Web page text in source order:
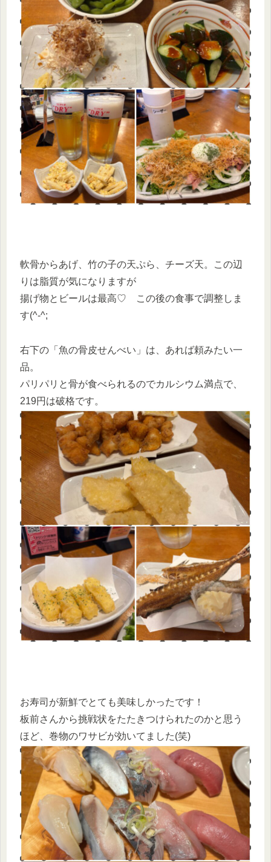
軟骨からあげ、竹の子の天ぷら、チーズ天。この辺
りは脂質が気になりますが
揚げ物とビールは最高♡ この後の食事で調整しま
す(^-^;
右下の「魚の骨皮せんべい」は、あれば頼みたい一
品。
パリパリと骨が食べられるのでカルシウム満点で、
219円は破格です。
お寿司が新鮮でとても美味しかったです！
板前さんから挑戦状をたたきつけられたのかと思う
ほど、巻物のワサビが効いてました(笑)